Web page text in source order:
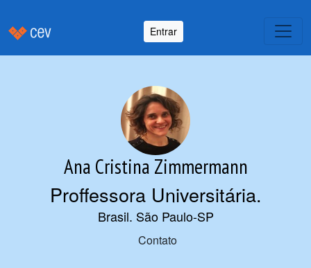
Entrar
Ana Cristina Zimmermann
Proffessora Universitária.
Brasil. São Paulo-SP
Contato